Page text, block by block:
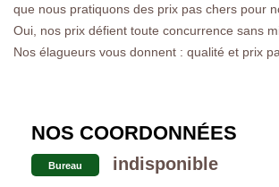
que nous pratiquons des prix pas chers pour
Oui, nos prix défient toute concurrence sans
Nos élagueurs vous donnent : qualité et prix
NOS COORDONNÉES
Bureau indisponible